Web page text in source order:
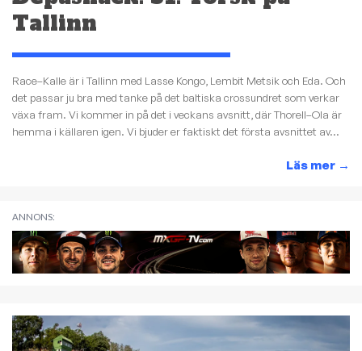
Tallinn
Race–Kalle är i Tallinn med Lasse Kongo, Lembit Metsik och Eda. Och
det passar ju bra med tanke på det baltiska crossundret som verkar
växa fram. Vi kommer in på det i veckans avsnitt, där Thorell–Ola är
hemma i källaren igen. Vi bjuder er faktiskt det första avsnittet av...
Läs mer →
ANNONS: